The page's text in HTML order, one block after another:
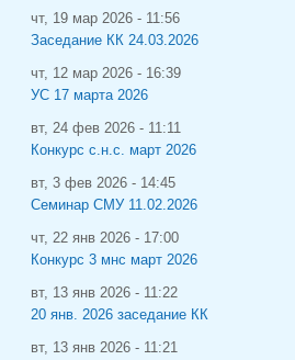
чт, 19 мар 2026 - 11:56
Заседание КК 24.03.2026
чт, 12 мар 2026 - 16:39
УС 17 марта 2026
вт, 24 фев 2026 - 11:11
Конкурс с.н.с. март 2026
вт, 3 фев 2026 - 14:45
Семинар СМУ 11.02.2026
чт, 22 янв 2026 - 17:00
Конкурс 3 мнс март 2026
вт, 13 янв 2026 - 11:22
20 янв. 2026 заседание КК
вт, 13 янв 2026 - 11:21